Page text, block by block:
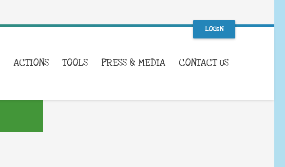
LOGIN
ACTIONS TOOLS PRESS & MEDIA CONTACT US